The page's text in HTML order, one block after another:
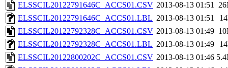
ELSSCIL20122791646C_ACCS01.CSV 2013-08-13 01:51
ELSSCIL20122791646C_ACCS01.LBL 2013-08-13 01:51
ELSSCIL20122792328C_ACCS01.CSV 2013-08-13 01:49
ELSSCIL20122792328C_ACCS01.LBL 2013-08-13 01:49
ELSSCIL20122800202C_ACCS01.CSV 2013-08-13 01:46